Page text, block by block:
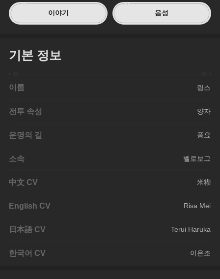
이야기 음성
기본 정보
이름 링스
전투 속성 양자
운명의 길 풍요
소속 벨로보그
中文 CV 米糊
English CV Risa Mei
日本語 CV Terui Haruka
한국어 CV 이은조